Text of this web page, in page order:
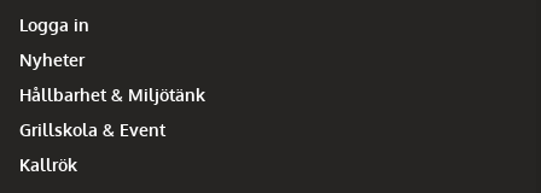
Logga in
Nyheter
Hållbarhet & Miljötänk
Grillskola & Event
Kallrök